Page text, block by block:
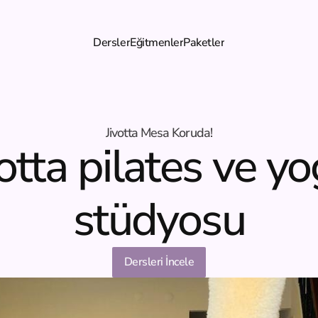
DerslerEğitmenlerPaketler
Jivotta Mesa Koruda!
pilates ve
stüdyosu
Dersleri İncele